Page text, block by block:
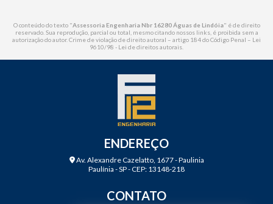
O conteúdo do texto "Assessoria Engenharia Nbr 16280 Águas de Lindóia" é de direito
reservado. Sua reprodução, parcial ou total, mesmo citando nossos links, é proibida sem a
autorização do autor. Crime de violação de direito autoral – artigo 184 do Código Penal – Lei
9610/98 - Lei de direitos autorais
ENDEREÇO
Av. Alexandre Cazelatto, 1677 - Paulinia
Paulínia - SP - CEP: 13148-218
CONTATO